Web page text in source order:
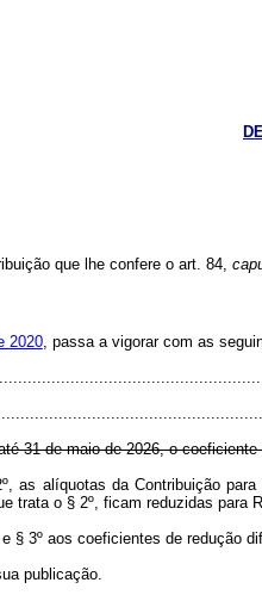
que lhe confere o art. 84,
2020, passa a vigorar com as
31 de maio de 2026, o
as alíquotas da Contribuição
trata o § 2º, ficam reduzidas para
§ 3º aos coeficientes de redução
publicação.